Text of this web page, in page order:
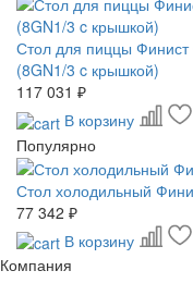
Стол для пиццы
(8GN1/3 c крышкой)
117 031 ₽
В корзину
Популярно
Стол холодильный
77 342 ₽
В корзину
Компания